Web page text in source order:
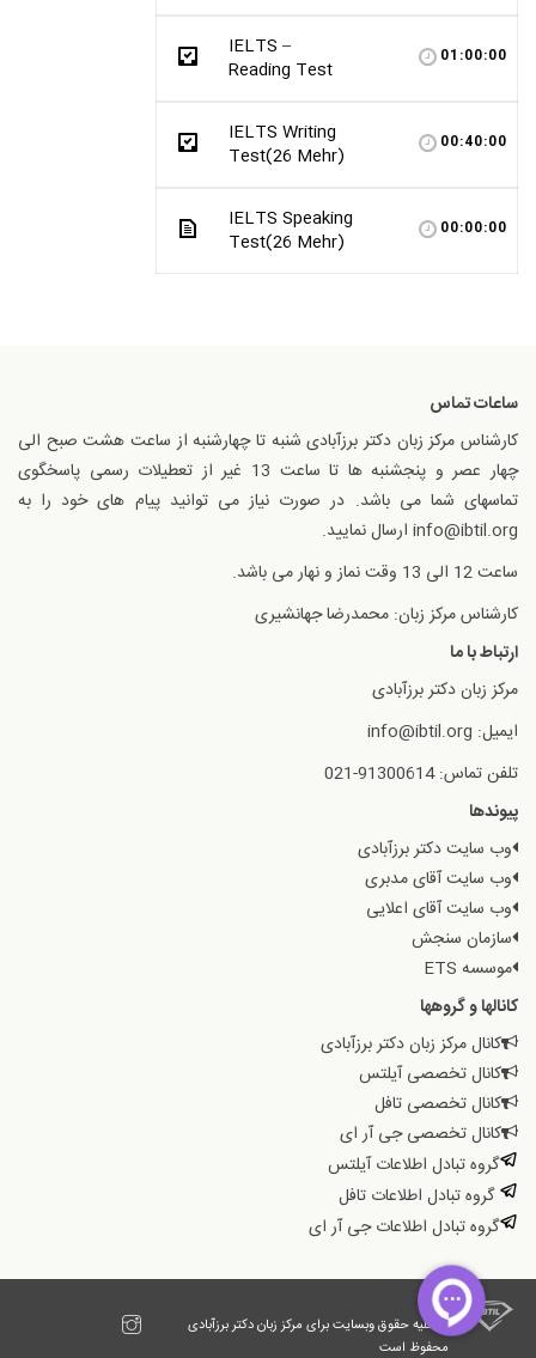
IELTS –
Reading Test
01:00:00
IELTS Writing
Test(26 Mehr)
00:40:00
IELTS Speaking
Test(26 Mehr)
00:00:00
ساعات تماس
کارشناس مرکز زبان دکتر برزآبادی شنبه تا چهارشنبه از ساعت هشت صبح الی
چهار عصر و پنجشنبه ها تا ساعت 13 غیر از تعطیلات رسمی پاسخگوی
تماسهای شما می باشد. در صورت نیاز می توانید پیام های خود را به
info@ibtil.org ارسال نمایید.
ساعت 12 الی 13 وقت نماز و نهار می باشد.
کارشناس مرکز زبان: محمدرضا جهانشیری
ارتباط با ما
مرکز زبان دکتر برزآبادی
ایمیل: info@ibtil.org
تلفن تماس: 91300614-021
پیوندها
وب سایت دکتر برزآبادی
وب سایت آقای مدبری
وب سایت آقای اعلایی
سازمان سنجش
موسسه ETS
کانالها و گروهها
کانال مرکز زبان دکتر برزآبادی
کانال تخصصی آیلتس
کانال تخصصی تافل
کانال تخصصی جی آر ای
گروه تبادل اطلاعات آیلتس
گروه تبادل اطلاعات تافل
گروه تبادل اطلاعات جی آر ای
© کلیه حقوق وبسایت برای مرکز زبان دکتر برزآبادی
محفوظ است